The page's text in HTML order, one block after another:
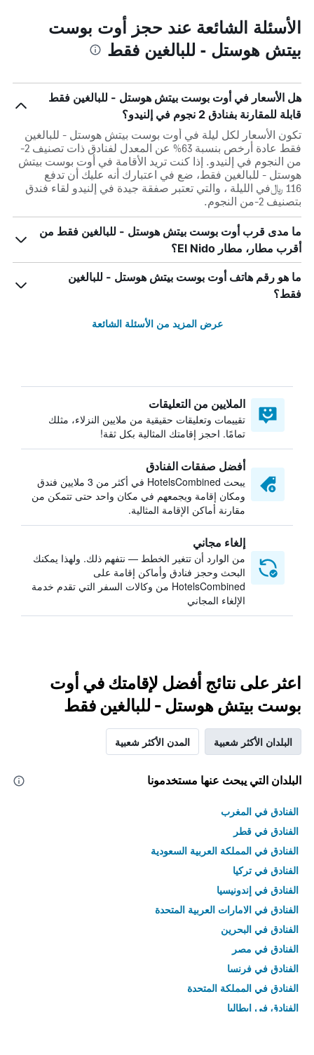
الأسئلة الشائعة عند حجز أوت بوست
بيتش هوستل - للبالغين فقط
هل الأسعار في أوت بوست بيتش هوستل - للبالغين فقط
قابلة للمقارنة بفنادق 2 نجوم في إلنيدو؟
تكون الأسعار لكل ليلة في أوت بوست بيتش هوستل - للبالغين
فقط عادة أرخص بنسبة 63% عن المعدل لفنادق ذات تصنيف 2-
من النجوم في إلنيدو. إذا كنت تريد الأقامة في أوت بوست بيتش
هوستل - للبالغين فقط، ضع في اعتبارك أنه عليك أن تدفع
116 ﷼في الليلة ، والتي تعتبر صفقة جيدة في إلنيدو لقاء فندق
بتصنيف 2-من النجوم.
ما مدى قرب أوت بوست بيتش هوستل - للبالغين فقط من
أقرب مطار، مطار El Nido؟
ما هو رقم هاتف أوت بوست بيتش هوستل - للبالغين
فقط؟
عرض المزيد من الأسئلة الشائعة
الملايين من التعليقات
تقييمات وتعليقات حقيقية من ملايين النزلاء، مثلك
تمامًا. احجز إقامتك المثالية بكل ثقة!
أفضل صفقات الفنادق
يبحث HotelsCombined في أكثر من 3 ملايين فندق
ومكان إقامة ويجمعهم في مكان واحد حتى تتمكن من
مقارنة أماكن الإقامة المثالية.
إلغاء مجاني
من الوارد أن تتغير الخطط — نتفهم ذلك. ولهذا يمكنك
البحث وحجز فنادق وأماكن إقامة على
HotelsCombined من وكالات السفر التي تقدم خدمة
الإلغاء المجاني
اعثر على نتائج أفضل لإقامتك في أوت
بوست بيتش هوستل - للبالغين فقط
البلدان الأكثر شعبية المدن الأكثر شعبية
البلدان التي يبحث عنها مستخدمونا
الفنادق في المغرب
الفنادق في قطر
الفنادق في المملكة العربية السعودية
الفنادق في تركيا
الفنادق في إندونيسيا
الفنادق في الامارات العربية المتحدة
الفنادق في البحرين
الفنادق في مصر
الفنادق في فرنسا
الفنادق في المملكة المتحدة
الفنادق في إيطاليا